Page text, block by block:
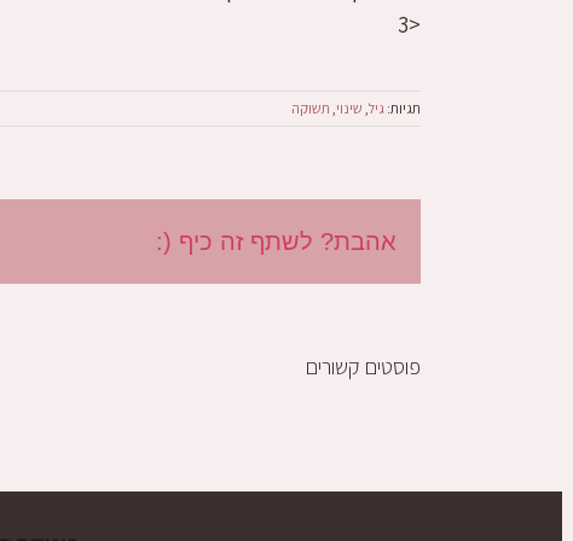
<3
תגיות:גיל, שינוי, תשוקה
אהבת? לשתף זה כיף (:
פוסטים קשורים